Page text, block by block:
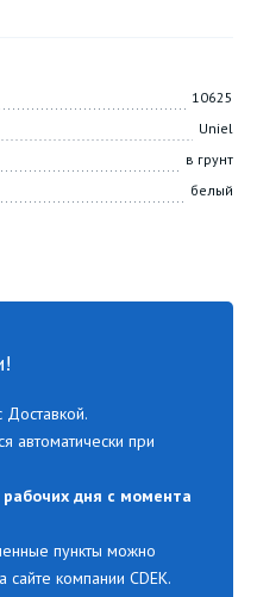
10625
Uniel
в грунт
белый
Доставкой.
автоматически при
дня с момента
пункты можно
компании CDEK.